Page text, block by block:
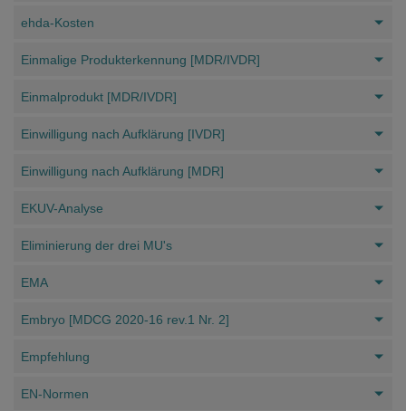
ehda-Kosten
Einmalige Produkterkennung [MDR/IVDR]
Einmalprodukt [MDR/IVDR]
Einwilligung nach Aufklärung [IVDR]
Einwilligung nach Aufklärung [MDR]
EKUV-Analyse
Eliminierung der drei MU's
EMA
Embryo [MDCG 2020-16 rev.1 Nr. 2]
Empfehlung
EN-Normen